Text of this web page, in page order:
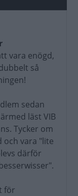
vara enögd,
så
sedan
läst VIB
Tycker om
och vara "lite
därför
för